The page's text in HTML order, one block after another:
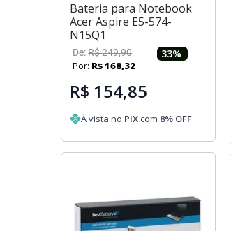
Bateria para Notebook
Acer Aspire E5-574-
N15Q1
De:R$249,90 33%
Por: R$168,32
R$ 154,85
À vista no PIXcom 8% OFF